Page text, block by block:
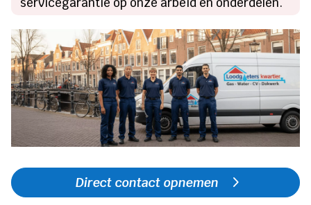
Direct contact opnemen